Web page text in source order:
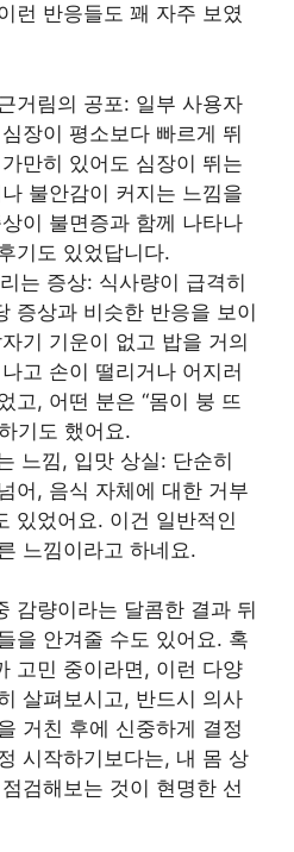
런 반응들도 꽤 자주 보였
거림의 공포: 일부 사용자
장이 평소보다 빠르게 뛰
만히 있어도 심장이 뛰는
불안감이 커지는 느낌을
이 불면증과 함께 나타나
기도 있었답니다.
는 증상: 식사량이 급격히
증상과 비슷한 반응을 보이
기 기운이 없고 밥을 거의
고 손이 떨리거나 어지러
고, 어떤 분은 “몸이 붕 뜨
기도 했어요.
느낌, 입맛 상실: 단순히
어, 음식 자체에 대한 거부
있었어요. 이건 일반적인
느낌이라고 하네요.
감량이라는 달콤한 결과 뒤
을 안겨줄 수도 있어요. 혹
고민 중이라면, 이런 다양
살펴보시고, 반드시 의사
거친 후에 신중하게 결정
시작하기보다는, 내 몸 상
검해보는 것이 현명한 선